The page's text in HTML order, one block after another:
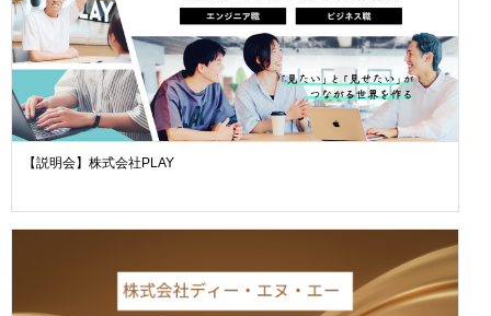
【説明会】株式会社PLAY